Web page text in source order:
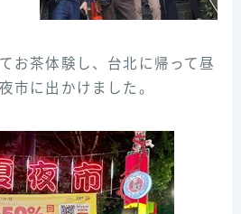
お茶体験し、台北に帰って昼
市に出かけました。